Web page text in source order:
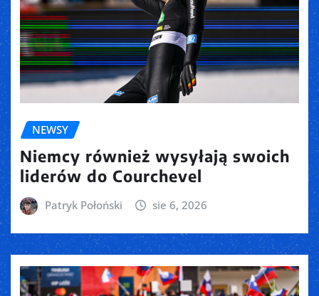
NEWSY
Niemcy również wysyłają swoich
liderów do Courchevel
Patryk Połoński sie 6, 2026